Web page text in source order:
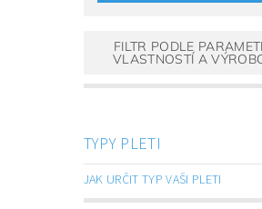
FILTR PODLE
VLASTNOSTÍ A
TYPY PLETI
JAK URČIT TYP VAŠI PLETI